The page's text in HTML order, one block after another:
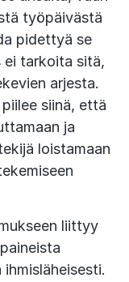
työpäivästä
pidettyä se
ei tarkoita sitä,
arjesta.
siinä, että
ja
loistamaan
liittyy